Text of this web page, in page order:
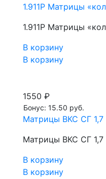
1.911Р Матрицы
1.911Р Матрицы
В корзину
В корзину
1550 ₽
Бонус: 15.50 руб.
Матрицы ВКС СГ
Матрицы ВКС СГ
В корзину
В корзину